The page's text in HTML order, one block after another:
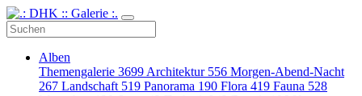
Alben
Themengalerie 3699 Architektur 556 Morgen-Abend-Nacht
267 Landschaft 519 Panorama 190 Flora 419 Fauna 528